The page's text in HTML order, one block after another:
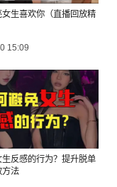
生喜欢你（直播回放精
15:09
反感的行为？提升脱单
方法